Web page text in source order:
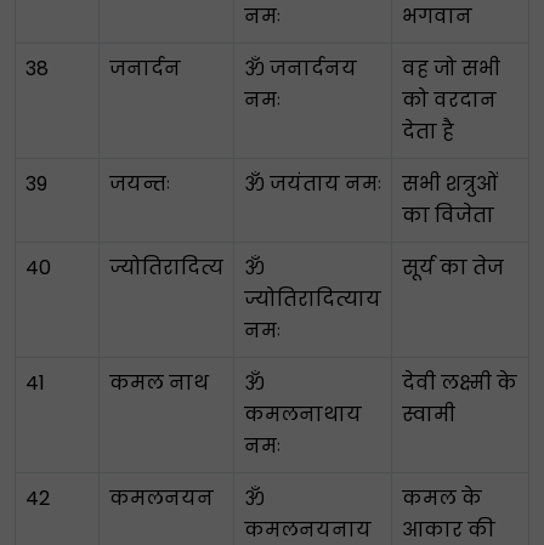
नमः
भगवान
38
जनार्दन
ॐ जनार्दनय
नमः
वह जो सभी
को वरदान
देता है
39
जयन्तः ॐ जयंताय नमः
सभी शत्रुओं
का विजेता
40
ज्योतिरादित्य
ॐ
ज्योतिरादित्याय
नमः
सूर्य का तेज
41 कमल नाथ
ॐ
कमलनाथाय
नमः
देवी लक्ष्मी के
स्वामी
42 कमलनयन
ॐ
कमलनयनाय
कमल के
आकार की